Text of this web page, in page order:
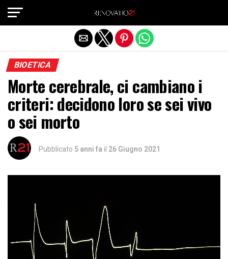
BIOETICA
Morte cerebrale, ci cambiano i
criteri: decidono loro se sei vivo
o sei morto
Pubblicato 5 anni fa il 26 Giugno 2021
Exit mobile version